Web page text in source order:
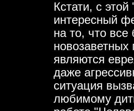
Кстати, с
интересный
на то, что
новозаветных
являются
даже
ситуация
любимому